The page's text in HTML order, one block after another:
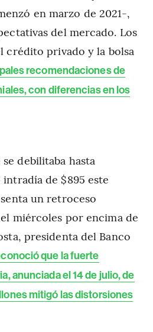
en marzo de 2021-,
del mercado. Los
crédito privado y la bolsa
recomendaciones de
con diferencias en los
debilitaba hasta
de $895 este
un retroceso
miércoles por encima de
presidenta del Banco
que la fuerte
anunciada el 14 de julio, de
mitigó las distorsiones